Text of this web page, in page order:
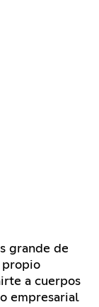
grande de
propio
a cuerpos
empresarial